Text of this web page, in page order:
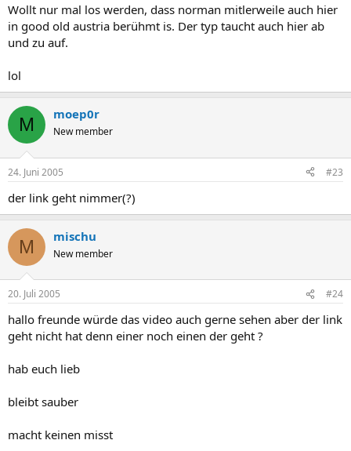
Wollt nur mal los werden, dass norman mitlerweile auch hier
in good old austria berühmt is. Der typ taucht auch hier ab
und zu auf.
lol
M moep0r
New member
24. Juni 2005 #23
der link geht nimmer(?)
M mischu
New member
20. Juli 2005 #24
hallo freunde würde das video auch gerne sehen aber der link
geht nicht hat denn einer noch einen der geht ?
hab euch lieb
bleibt sauber
macht keinen misst